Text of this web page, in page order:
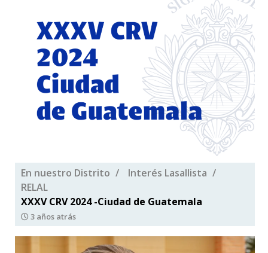
En nuestro Distrito
Interés Lasallista
RELAL
XXXV CRV 2024 -Ciudad de Guatemala
3 años atrás